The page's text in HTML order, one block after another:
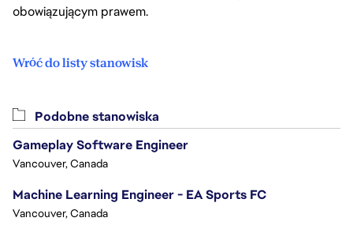
obowiązującym prawem.
Wróć do listy stanowisk
Podobne stanowiska
Gameplay Software Engineer
Vancouver, Canada
Machine Learning Engineer - EA Sports FC
Vancouver, Canada